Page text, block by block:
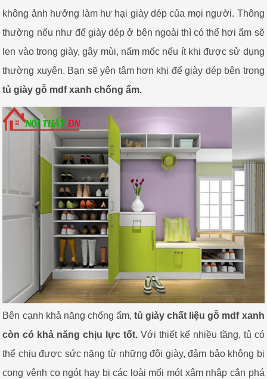
không ảnh hưởng làm hư hại giày dép của mọi người. Thông
thường nếu như để giày dép ở bên ngoài thì có thể hơi ẩm sẽ
len vào trong giày, gây mùi, nấm mốc nếu ít khi được sử dụng
thường xuyên. Bạn sẽ yên tâm hơn khi để giày dép bên trong
tủ giày gỗ mdf xanh chống ẩm.
Bên cạnh khả năng chống ẩm, tủ giày chất liệu gỗ mdf xanh
còn có khả năng chịu lực tốt. Với thiết kế nhiều tầng, tủ có
thể chịu được sức nặng từ những đôi giày, đảm bảo không bị
cong vênh co ngót hay bị các loài mối mót xâm nhập cắn phá